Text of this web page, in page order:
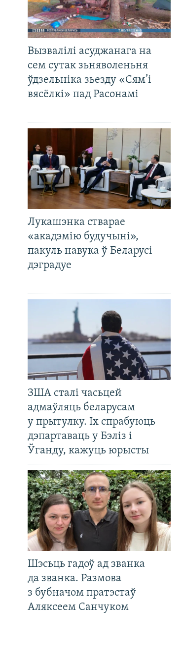
Вызвалілі асуджанага на
сем сутак зьняволеньня
ўдзельніка зьезду «Сям’і
вясёлкі» пад Расонамі
Лукашэнка стварае
«акадэмію будучыні»,
пакуль навука ў Беларусі
дэградуе
ЗША сталі часьцей
адмаўляць беларусам
у прытулку. Іх спрабуюць
дэпартаваць у Бэліз і
Ўганду, кажуць юрысты
Шэсьць гадоў ад званка
да званка. Размова
з бубначом пратэстаў
Аляксеем Санчуком